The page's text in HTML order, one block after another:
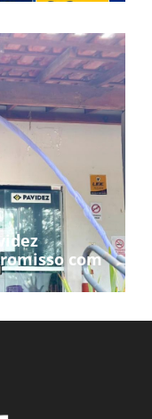
com